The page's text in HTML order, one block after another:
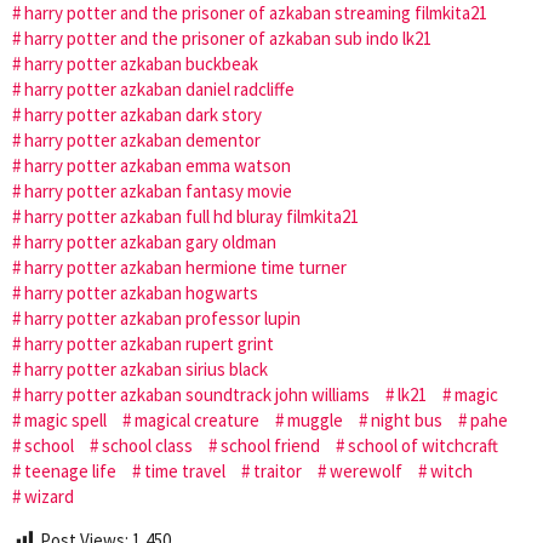
harry potter and the prisoner of azkaban streaming filmkita21
harry potter and the prisoner of azkaban sub indo lk21
harry potter azkaban buckbeak
harry potter azkaban daniel radcliffe
harry potter azkaban dark story
harry potter azkaban dementor
harry potter azkaban emma watson
harry potter azkaban fantasy movie
harry potter azkaban full hd bluray filmkita21
harry potter azkaban gary oldman
harry potter azkaban hermione time turner
harry potter azkaban hogwarts
harry potter azkaban professor lupin
harry potter azkaban rupert grint
harry potter azkaban sirius black
harry potter azkaban soundtrack john williams
lk21
magic
magic spell
magical creature muggle night bus
pahe
school
school class school friend
school of witchcraft
teenage life
time travel traitor werewolf
witch
wizard